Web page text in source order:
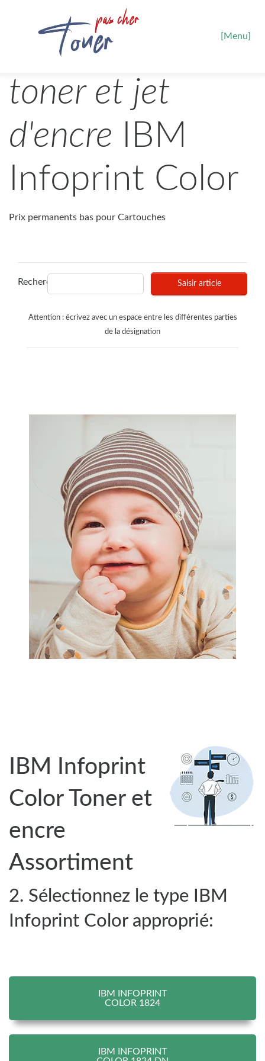
[Menu]
toner et jet
d'encre
IBM
Infoprint Color
Prix permanents bas pour Cartouches
Recherches Saisir article
Attention : écrivez avec un espace entre les différentes parties
de la désignation
IBM Infoprint
Color Toner et
encre
Assortiment
2. Sélectionnez le type IBM
Infoprint Color approprié:
IBM INFOPRINT
COLOR 1824
IBM INFOPRINT